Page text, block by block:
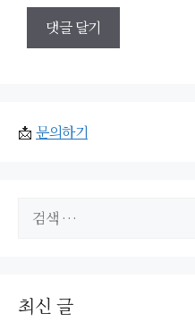
📩 문의하기
최신 글